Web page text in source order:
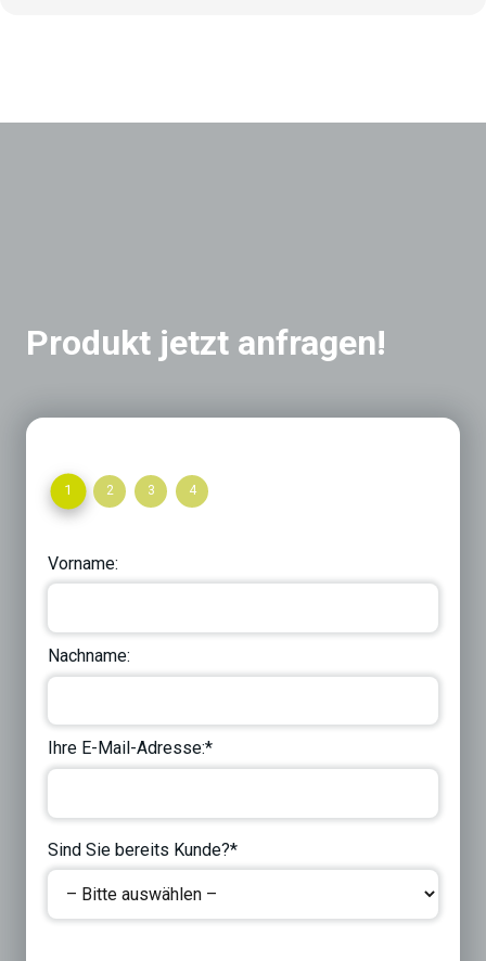
Produkt jetzt anfragen!
1 2 3 4
Vorname:
Nachname:
Ihre E-Mail-Adresse:*
Sind Sie bereits Kunde?*